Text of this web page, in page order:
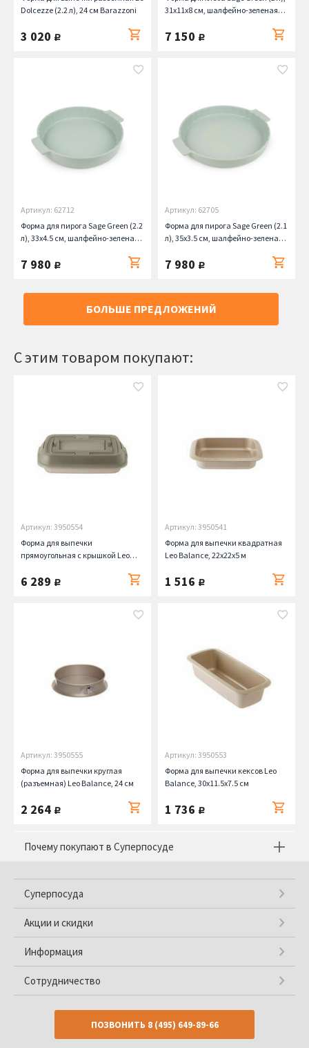
Dolcezze (2.2 л), 24 см Barazzoni
3 020 руб.
31х11х8 см, шалфейно-зеленая
7 150 руб.
Артикул: 62712
Форма для пирога Sage Green (2.2
л), 33х4.5 см, шалфейно-зеленая
7 980 руб.
Артикул: 62705
Форма для пирога Sage Green (2.1
л), 35х3.5 см, шалфейно-зеленая
7 980 руб.
БОЛЬШЕ ПРЕДЛОЖЕНИЙ
С этим товаром покупают:
Артикул: 3950554
Форма для выпечки
прямоугольная с крышкой Leo
6 289 руб.
Артикул: 3950541
Форма для выпечки квадратная
Leo Balance, 22х22х5 м
1 516 руб.
Артикул: 3950555
Форма для выпечки круглая
(разъемная) Leo Balance, 24 см
2 264 руб.
Артикул: 3950553
Форма для выпечки кексов Leo
Balance, 30х11.5х7.5 см
1 736 руб.
Почему покупают в Суперпосуде
Суперпосуда
Акции и скидки
Информация
Сотрудничество
ПОЗВОНИТЬ 8 (495) 649-89-66